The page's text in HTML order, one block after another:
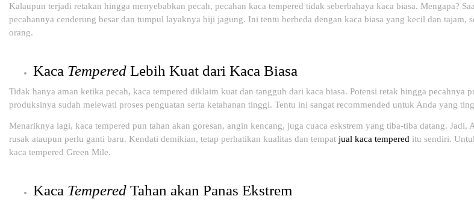
Kalaupun terjadi retakan hingga menyebabkan pecah, pecahan kaca tempered tidak seberbahaya kaca biasa. Mengapa?
pecahannya cenderung besar dan tumpul layaknya biji jagung. Ini tentu berbeda dengan kaca biasa yang kecil dan tajam,
orang.
Kaca Tempered Lebih Kuat dari Kaca Biasa
Tidak hanya aman ketika pecah, kaca tempered diklaim kuat dan tangguh dari kaca biasa. Potensi retak hingga pecahnya
produksinya sudah melewati proses penguatan serta ketahanan tinggi. Tentu ini sangat recommended untuk Anda yang
Menariknya lagi, kaca tempered pun tahan akan goresan, angin kencang, juga cuaca eskstrem yang tiba-tiba datang. Jadi,
rusak ataupun perlu ganti baru. Kendati demikian, tetap perhatikan kualitas dan tempat jual kaca tempered itu sendiri.
kaca tempered Green Mile.
Kaca Tempered Tahan akan Panas Ekstrem